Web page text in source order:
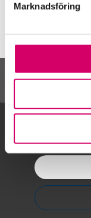
Marknadsföring